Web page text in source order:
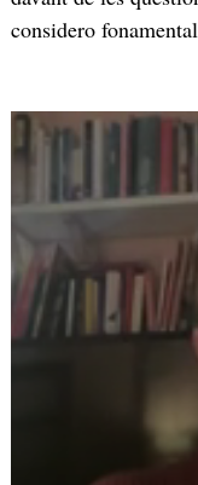
considero